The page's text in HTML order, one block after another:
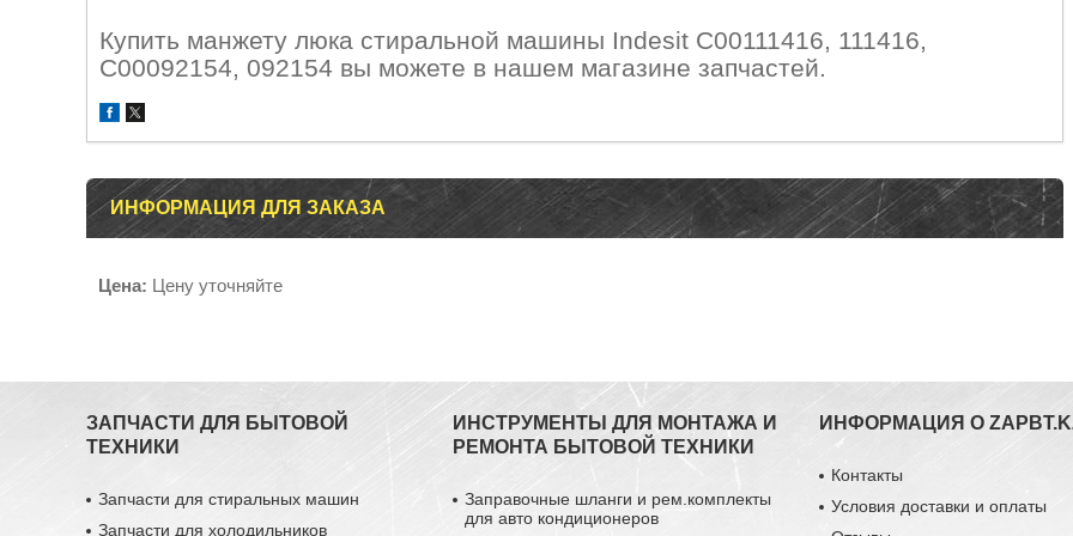
Купить манжету люка стиральной машины Indesit C00111416, 111416,
C00092154, 092154 вы можете в нашем магазине запчастей.
ИНФОРМАЦИЯ ДЛЯ ЗАКАЗА
Цена: Цену уточняйте
ЗАПЧАСТИ ДЛЯ БЫТОВОЙ
ТЕХНИКИ
Запчасти для стиральных машин
Запчасти для холодильников
ИНСТРУМЕНТЫ ДЛЯ МОНТАЖА И
РЕМОНТА БЫТОВОЙ ТЕХНИКИ
Заправочные шланги и рем.комплекты
для авто кондиционеров
ИНФОРМАЦИЯ О
Контакты
Условия доставки и оплаты